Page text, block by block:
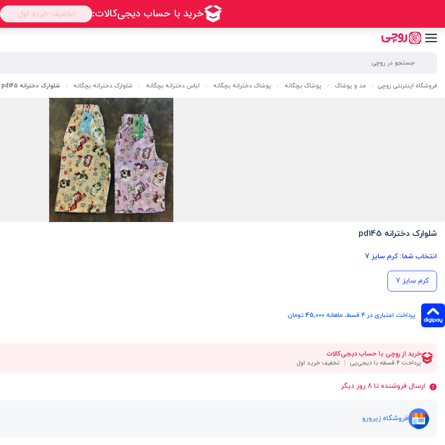
فروشگاه اینترنتی روچی / مد و پوشاک / پوشاک بچگانه / پوشاک دخترانه بچگانه / لباس دخترانه بچگانه / شلوارک دخترانه بچگانه / شلوارک دخترانه pd145
شلوارک دخترانه pd145
انتخاب شما:کرم سایز 7
کرم سایز 7
پرداخت اعتباری در ۴ قسط، ماهانه 45,000 تومان
ارسال فروشنده تا 8 روز دیگر
فروشگاه زیرورو